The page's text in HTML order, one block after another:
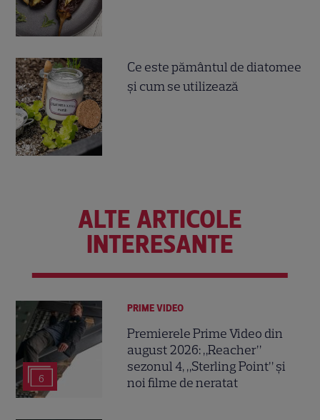
Ce este pământul de diatomee
și cum se utilizează
ALTE ARTICOLE
INTERESANTE
6
PRIME VIDEO
Premierele Prime Video din
august 2026: „Reacher”
sezonul 4, „Sterling Point” și
noi filme de neratat